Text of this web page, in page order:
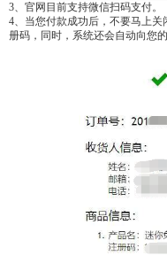
3、官网目前支持微信扫码支付。
4、当您付款成功后，不要马上
册码，同时，系统还会自动向您